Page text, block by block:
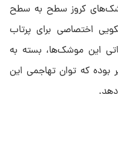
کروز سطح به سطح
اختصاصی برای پرتاب
این موشک‌ها، بسته به
کیلومتر متغیر بوده که توان تهاجمی این